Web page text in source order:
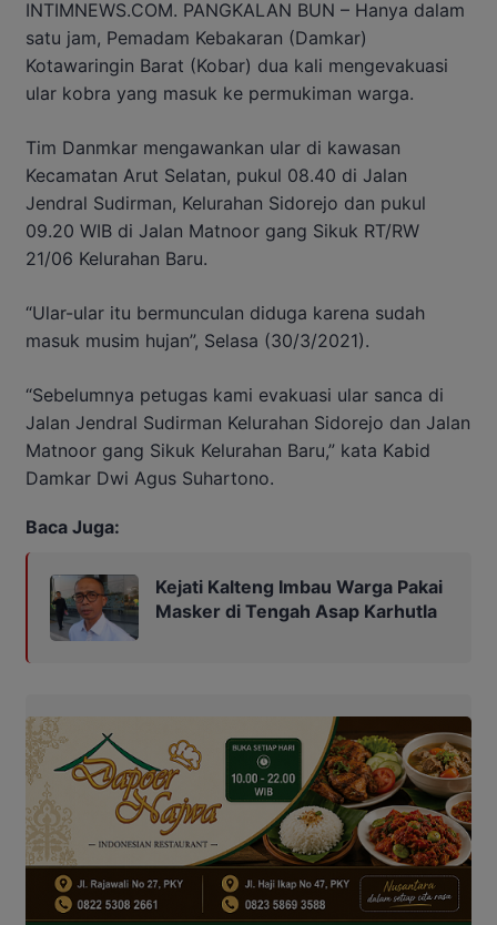
INTIMNEWS.COM. PANGKALAN BUN – Hanya dalam
satu jam, Pemadam Kebakaran (Damkar)
Kotawaringin Barat (Kobar) dua kali mengevakuasi
ular kobra yang masuk ke permukiman warga.
Tim Danmkar mengawankan ular di kawasan
Kecamatan Arut Selatan, pukul 08.40 di Jalan
Jendral Sudirman, Kelurahan Sidorejo dan pukul
09.20 WIB di Jalan Matnoor gang Sikuk RT/RW
21/06 Kelurahan Baru.
“Ular-ular itu bermunculan diduga karena sudah
masuk musim hujan”, Selasa (30/3/2021).
“Sebelumnya petugas kami evakuasi ular sanca di
Jalan Jendral Sudirman Kelurahan Sidorejo dan Jalan
Matnoor gang Sikuk Kelurahan Baru,” kata Kabid
Damkar Dwi Agus Suhartono.
Baca Juga:
Kejati Kalteng Imbau Warga Pakai
Masker di Tengah Asap Karhutla